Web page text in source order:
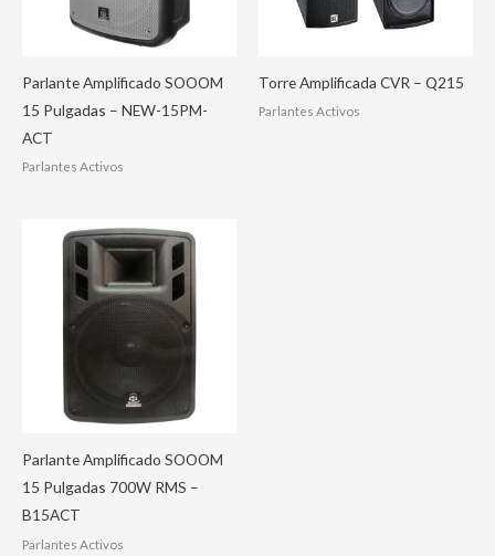
Parlante Amplificado SOOOM
15 Pulgadas – NEW-15PM-
ACT
Parlantes Activos
Torre Amplificada CVR – Q215
Parlantes Activos
Parlante Amplificado SOOOM
15 Pulgadas 700W RMS –
B15ACT
Parlantes Activos